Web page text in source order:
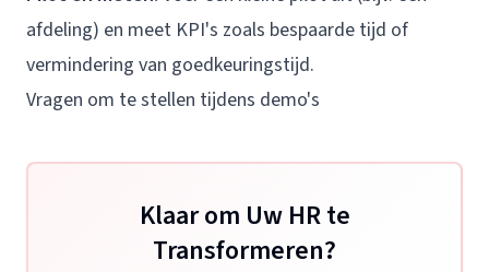
afdeling) en meet KPI's zoals bespaarde tijd of
vermindering van goedkeuringstijd.
Vragen om te stellen tijdens demo's
Klaar om Uw HR te
Transformeren?